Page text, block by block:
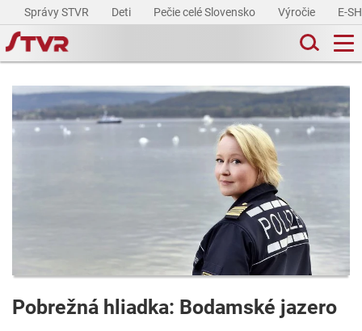
Správy STVR Deti Pečie celé Slovensko Výročie E-
Pobrežná hliadka: Bodamské jazero